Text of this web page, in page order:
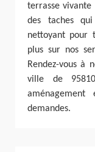
terrasse vivante
des taches
nettoyant pour
plus sur nos
Rendez-vous à
ville de
demandes.